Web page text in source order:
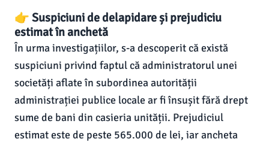
👉 Suspiciuni de delapidare și prejudiciu
estimat în anchetă
În urma investigațiilor, s-a descoperit că există
suspiciuni privind faptul că administratorul unei
societăți aflate în subordinea autorității
administrației publice locale ar fi însușit fără drept
sume de bani din casieria unității. Prejudiciul
estimat este de peste 565.000 de lei, iar ancheta